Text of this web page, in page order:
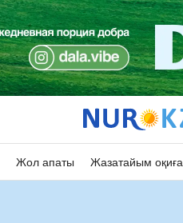
Жол апаты Жазатайым оқиға